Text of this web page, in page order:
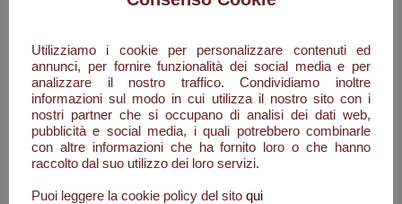
Il duro lavoro della terra e qualche capo di
economiche e di vita per la maggioranza della
comunità santelenese: ma molti di quei ragazzi
avevano una grande maestria sotto le loro mani, le
forbici, i coltelli e qualsiasi strumento da taglio e di
lama tornavano come nuovi. Celestino raccoglie le
poche cose che ha e con Luisa, divenuta sua
moglie, decidono di partire per Roma. Con lui
Utilizziamo i cookie per personalizzare contenuti ed
annunci, per fornire funzionalità dei social media e per
analizzare il nostro traffico. Condividiamo inoltre
informazioni sul modo in cui utilizza il nostro sito con i
nostri partner che si occupano di analisi dei dati web,
pubblicità e social media, i quali potrebbero combinarle
con altre informazioni che ha fornito loro o che hanno
raccolto dal suo utilizzo dei loro servizi.
Puoi leggere la cookie policy del sito qui